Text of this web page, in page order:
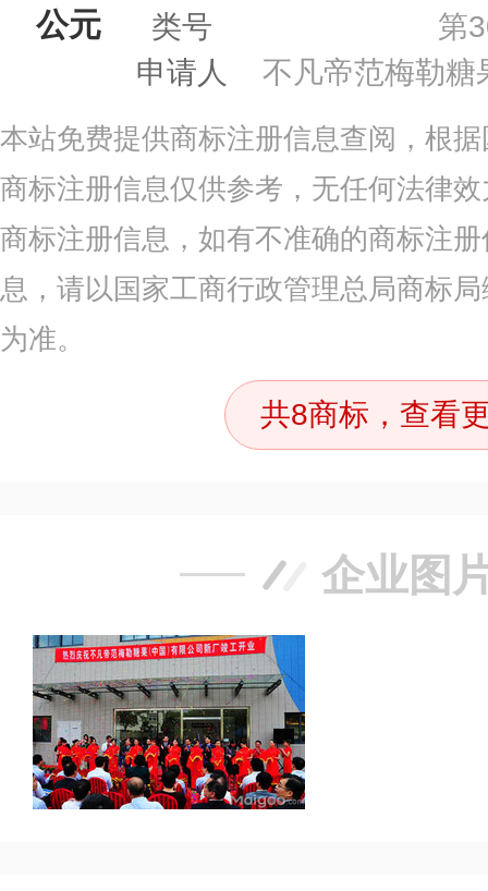
公元
类号
第
申请人
不凡帝范梅勒糖
本站免费提供商标注册信息查阅，根
商标注册信息仅供参考，无任何法律
商标注册信息，如有不准确的商标注
息，请以国家工商行政管理总局商标
为准。
共8商标，查看
企业图